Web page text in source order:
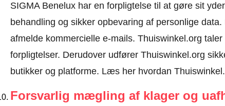
SIGMA Benelux har en forpligtelse til at gøre sit
behandling og sikker opbevaring af personlige
afmelde kommercielle e-mails. Thuiswinkel.org
forpligtelser. Derudover udfører Thuiswinkel.org
butikker og platforme. Læs her hvordan
Forsvarlig mægling af klager og